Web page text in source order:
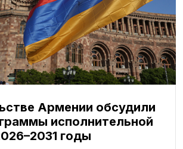
Армении обсудили
исполнительной
годы